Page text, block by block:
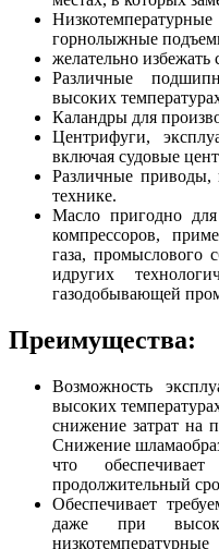
горнолыжные
желательно
Различные
высоких
Каландры для
Центрифуги,
включая судовые
Различные приводы,
технике.
Масло пригодно
компрессоров,
газа, промыслового
идругих
газодобывающей
Преимущества:
Возможность
высоких
снижение затрат на
Снижение
что
продолжительный
Обеспечивает
даже при